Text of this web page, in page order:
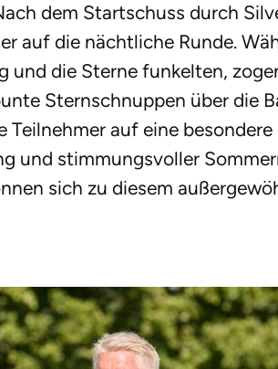
dem Startschuss durch
auf die nächtliche Runde.
und die Sterne funkelten,
Sternschnuppen über die
Teilnehmer auf eine
und stimmungsvoller
sich zu diesem